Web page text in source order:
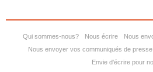
Qui sommes-nous? Nous écrire
Nous
Nous envoyer vos communiqués de presse
Envie d'écrire pour